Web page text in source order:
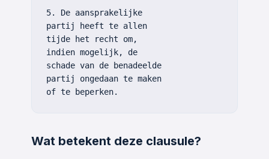
5. De aansprakelijke
partij heeft te allen
tijde het recht om,
indien mogelijk, de
schade van de benadeelde
partij ongedaan te maken
of te beperken.
Wat betekent deze clausule?